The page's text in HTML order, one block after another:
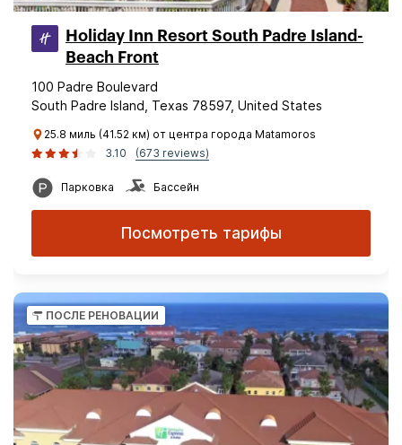
Holiday Inn Resort South Padre Island-
Beach Front
100 Padre Boulevard
South Padre Island, Texas 78597, United States
25.8 миль (41.52 км) от центра города Matamoros
3.10
(673 reviews)
Парковка Бассейн
Посмотреть тарифы
ПОСЛЕ РЕНОВАЦИИ